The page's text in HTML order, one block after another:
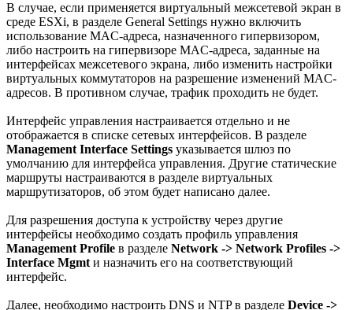
В случае, если применяется виртуальный межсетевой экран в
среде ESXi, в разделе General Settings нужно включить
использование MAC-адреса, назначенного гипервизором,
либо настроить на гипервизоре MAC-адреса, заданные на
интерфейсах межсетевого экрана, либо изменить настройки
виртуальных коммутаторов на разрешение изменений MAC-
адресов. В противном случае, трафик проходить не будет.
Интерфейс управления настраивается отдельно и не
отображается в списке сетевых интерфейсов. В разделе
Management Interface Settings указывается шлюз по
умолчанию для интерфейса управления. Другие статические
маршруты настраиваются в разделе виртуальных
маршрутизаторов, об этом будет написано далее.
Для разрешения доступа к устройству через другие
интерфейсы необходимо создать профиль управления
Management Profile в разделе Network -> Network Profiles ->
Interface Mgmt и назначить его на соответствующий
интерфейс.
Далее, необходимо настроить DNS и NTP в разделе Device ->